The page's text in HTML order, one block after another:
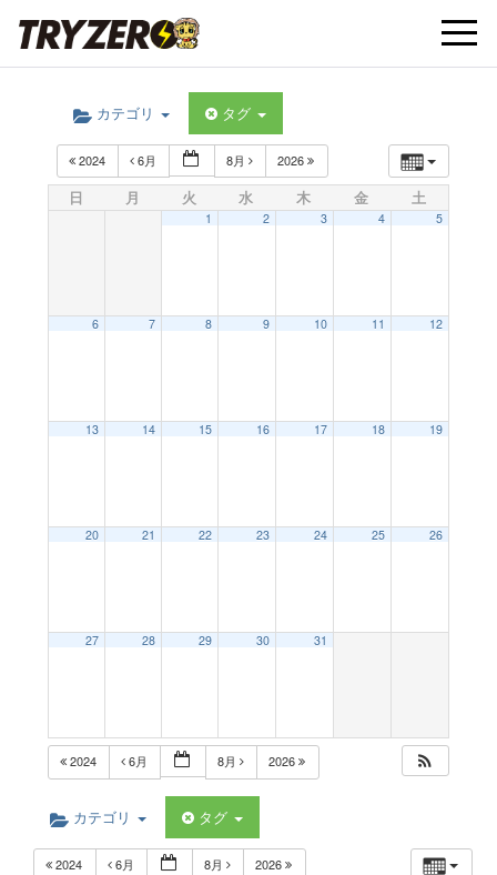
t
t
カテゴリ タグ
2024 6月 8月 2026
日 月 火 水 木 金 土
1 2 3 4 5
6 7 8 9 10 11 12
13 14 15 16 17 18 19
20 21 22 23 24 25 26
27 28 29 30 31
2024 6月 8月 2026
カテゴリ タグ
2024 6月 8月 2026